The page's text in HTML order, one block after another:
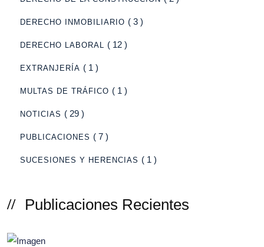
DERECHO INMOBILIARIO ( 3 )
DERECHO LABORAL ( 12 )
EXTRANJERÍA ( 1 )
MULTAS DE TRÁFICO ( 1 )
NOTICIAS ( 29 )
PUBLICACIONES ( 7 )
SUCESIONES Y HERENCIAS ( 1 )
Publicaciones Recientes